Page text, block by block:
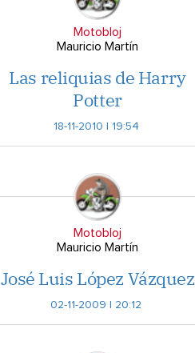
Motobloj
Mauricio Martín
Las reliquias de Harry
Potter
18-11-2010 | 19:54
Motobloj
Mauricio Martín
José Luis López Vázquez
02-11-2009 | 20:12